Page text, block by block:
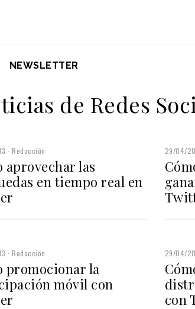
NEWSLETTER
de Redes
Redacción
aprovechar las
en tiempo real en
29/04/
Redacción
promocionar la
móvil con
29/04/
con